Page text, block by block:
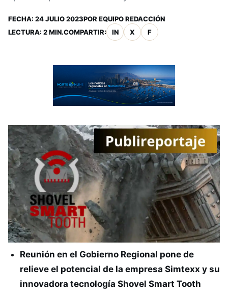
FECHA: 24 JULIO 2023POR EQUIPO REDACCIÓN
LECTURA: 2 MIN.COMPARTIR: IN X F
Reunión en el Gobierno Regional pone de
relieve el potencial de la empresa Simtexx y su
innovadora tecnología Shovel Smart Tooth